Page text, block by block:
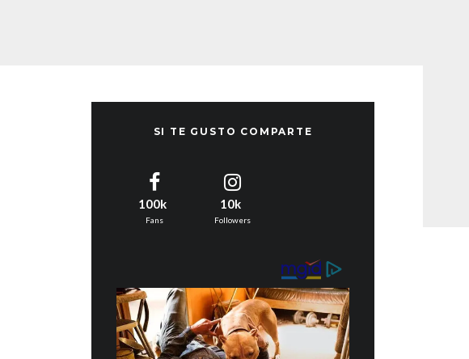
SI TE GUSTO COMPARTE
100k
Fans
10k
Followers